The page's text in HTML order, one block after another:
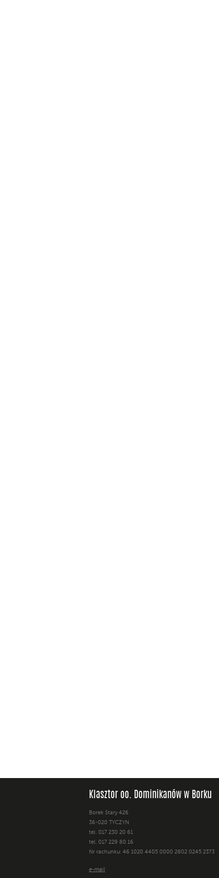
Klasztor oo. Dominikanów w Borku
Borek Stary 426
36-020 TYCZYN
tel. 017 230 20 61
tel. 017 229 80 16
Nr rachunku: 46 1020 4405 0000 2802 0245 2373
e-mail